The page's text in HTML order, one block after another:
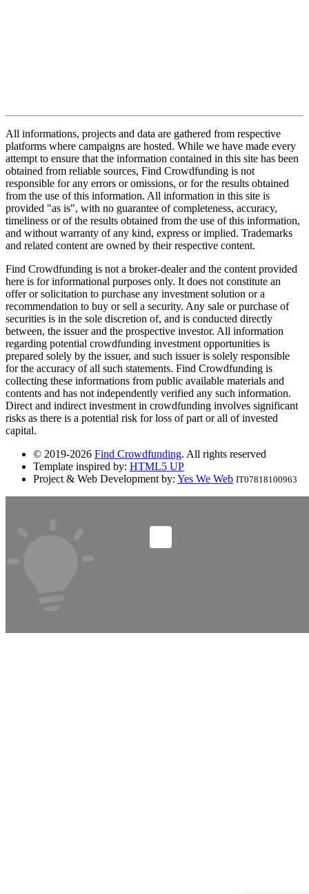
All informations, projects and data are gathered from respective
platforms where campaigns are hosted. While we have made every
attempt to ensure that the information contained in this site has been
obtained from reliable sources, Find Crowdfunding is not
responsible for any errors or omissions, or for the results obtained
from the use of this information. All information in this site is
provided "as is", with no guarantee of completeness, accuracy,
timeliness or of the results obtained from the use of this information,
and without warranty of any kind, express or implied. Trademarks
and related content are owned by their respective content.
Find Crowdfunding is not a broker-dealer and the content provided
here is for informational purposes only. It does not constitute an
offer or solicitation to purchase any investment solution or a
recommendation to buy or sell a security. Any sale or purchase of
securities is in the sole discretion of, and is conducted directly
between, the issuer and the prospective investor. All information
regarding potential crowdfunding investment opportunities is
prepared solely by the issuer, and such issuer is solely responsible
for the accuracy of all such statements. Find Crowdfunding is
collecting these informations from public available materials and
contents and has not independently verified any such information.
Direct and indirect investment in crowdfunding involves significant
risks as there is a potential risk for loss of part or all of invested
capital.
© 2019-2026 Find Crowdfunding. All rights reserved
Template inspired by: HTML5 UP
Project & Web Development by: Yes We Web IT07818100963